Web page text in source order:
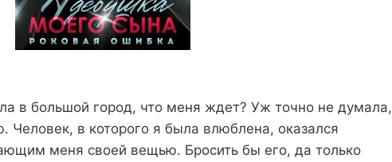
в большой город, что меня ждет? Уж точно не думала,
Человек, в которого я была влюблена, оказался
меня своей вещью. Бросить бы его, да только